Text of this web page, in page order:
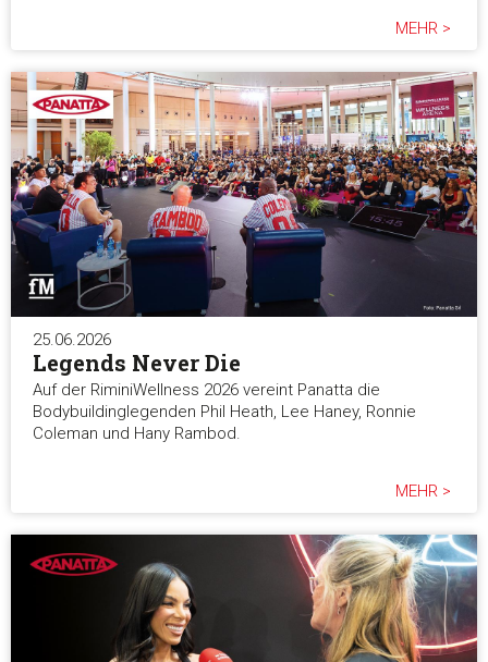
MEHR >
25.06.2026
Legends Never Die
Auf der RiminiWellness 2026 vereint Panatta die
Bodybuildinglegenden Phil Heath, Lee Haney, Ronnie
Coleman und Hany Rambod.
MEHR >